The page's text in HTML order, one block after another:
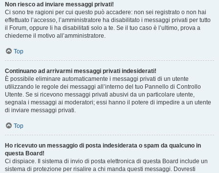
Non riesco ad inviare messaggi privati!
Ci sono tre ragioni per cui questo può accadere: non sei registrato o non hai
effettuato l’accesso, l’amministratore ha disabilitato i messaggi privati per tutto
il Forum, oppure li ha disabilitati solo a te. Se il tuo caso è l’ultimo, prova a
chiederne il motivo all’amministratore.
Top
Continuano ad arrivarmi messaggi privati indesiderati!
È possibile eliminare automaticamente i messaggi privati ​​di un utente
utilizzando le regole dei messaggi all’interno del tuo Pannello di Controllo
Utente. Se si ricevono messaggi privati ​​abusivi da un particolare utente,
segnala i messaggi ai moderatori; essi hanno il potere di impedire a un utente
di inviare messaggi privati​​.
Top
Ho ricevuto un messaggio di posta indesiderata o spam da qualcuno in
questa Board!
Ci dispiace. Il sistema di invio di posta elettronica di questa Board include un
sistema di protezione per risalire a chi manda questi messaggi. Dovresti